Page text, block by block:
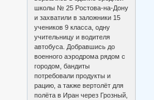
школы № 25 Ростова-на-Дону
и захватили в заложники 15
учеников 9 класса, одну
учительницу и водителя
автобуса. Добравшись до
военного аэродрома рядом с
городом, бандиты
потребовали продукты и
рацию, а также вертолёт для
полёта в Иран через Грозный,